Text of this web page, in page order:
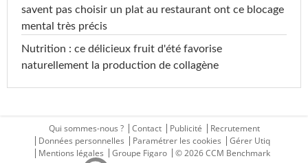
savent pas choisir un plat au restaurant ont ce blocage
mental très précis
Nutrition : ce délicieux fruit d'été favorise
naturellement la production de collagène
Qui sommes-nous ? Contact Publicité
Recrutement
Données personnelles
Paramétrer les cookies
Gérer Utiq
Mentions légales
Groupe Figaro © 2026 CCM Benchmark